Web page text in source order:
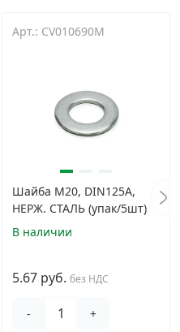
Арт.: CV010690M
Шайба М20, DIN125A,
НЕРЖ. СТАЛЬ (упак/5шт)
В наличии
5.67 руб. без НДС
- +